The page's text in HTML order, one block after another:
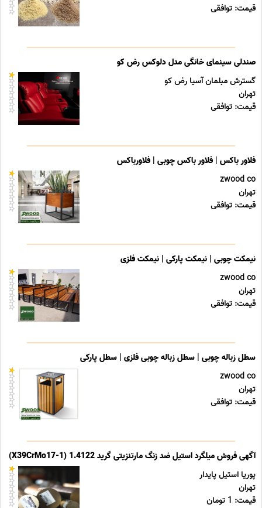
قیمت: توافقی
صندلی سینمای خانگی مدل دلوکس رض کو
گسترش مبلمان آسیا رض کو
تهران
قیمت: توافقی
فلاور باکس | فلاور باکس چوبی | فلاورباکس
zwood co
تهران
قیمت: توافقی
نیمکت چوبی | نیمکت پارکی | نیمکت فلزی
zwood co
تهران
قیمت: توافقی
سطل زباله چوبی | سطل زباله چوبی فلزی | سطل پارکی
zwood co
تهران
قیمت: توافقی
آگهی فروش میلگرد استیل ضد زنگ مارتنزیتی گرید 1.4122 (X39CrMo17-1)
پوریا استیل پایدار
تهران
قیمت: 1 تومان